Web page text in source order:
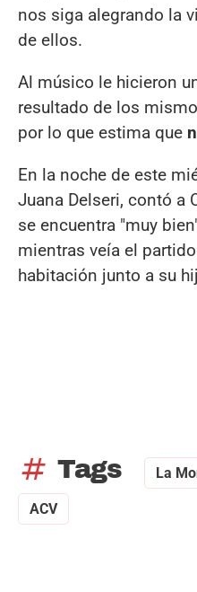
nos siga alegrando la
de ellos.
Al músico le hicieron
resultado de los
por lo que estima que
En la noche de este
Juana Delseri, contó a
se encuentra "muy
mientras veía el
habitación junto a su
tag Tags La
ACV